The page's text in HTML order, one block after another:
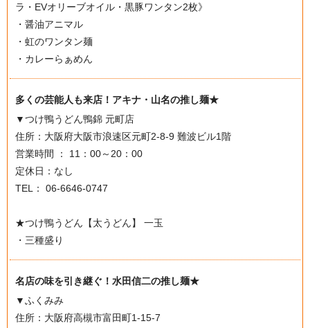
ラ・EVオリーブオイル・黒豚ワンタン2枚》
・醤油アニマル
・虹のワンタン麺
・カレーらぁめん
多くの芸能人も来店！アキナ・山名の推し麺★
▼つけ鴨うどん鴨錦 元町店
住所：大阪府大阪市浪速区元町2-8-9 難波ビル1階
営業時間 ： 11：00～20：00
定休日：なし
TEL： 06-6646-0747
★つけ鴨うどん【太うどん】 一玉
・三種盛り
名店の味を引き継ぐ！水田信二の推し麺★
▼ふくみみ
住所：大阪府高槻市富田町1-15-7